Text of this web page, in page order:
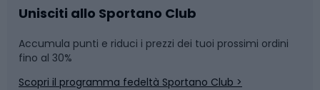
Caschi da ciclismo
Skitouring
Nuoto
Pattinaggio
Unisciti allo Sportano Club
Accumula punti e riduci i prezzi dei tuoi prossimi ordini
fino al 30%
Scopri il programma fedeltà Sportano Club >